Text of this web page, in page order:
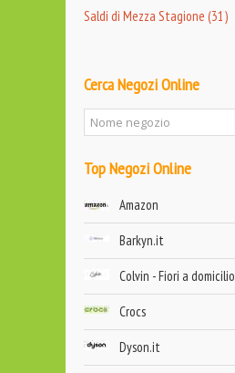
Saldi di Mezza Stagione (31)
Cerca Negozi Online
Top Negozi Online
Amazon
Barkyn.it
Colvin - Fiori a domicilio
Crocs
Dyson.it